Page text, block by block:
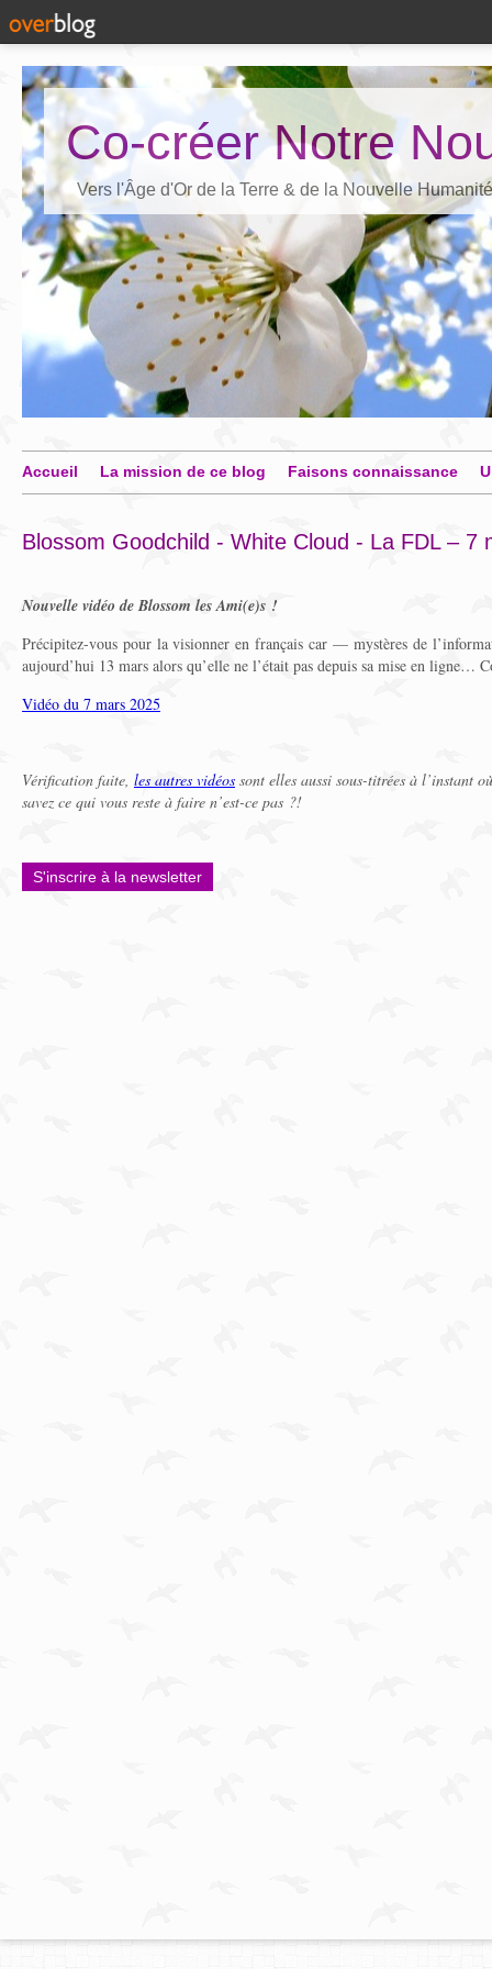
Co-créer Notre
Vers l'Âge d'Or de la Terre & de la Nouvelle Humanité
Accueil La mission de ce blog Faisons connaissance
Blossom Goodchild - White Cloud - La FDL – 7
Nouvelle vidéo de Blossom les Ami(e)s !
Précipitez-vous pour la visionner en français car — mystères de
aujourd’hui 13 mars alors qu’elle ne l’était pas depuis sa mise en ligne…
Vidéo du 7 mars 2025
Vérification faite, les autres vidéos sont elles aussi sous-titrées à l’instant
savez ce qui vous reste à faire n’est-ce pas ?!
S'inscrire à la newsletter